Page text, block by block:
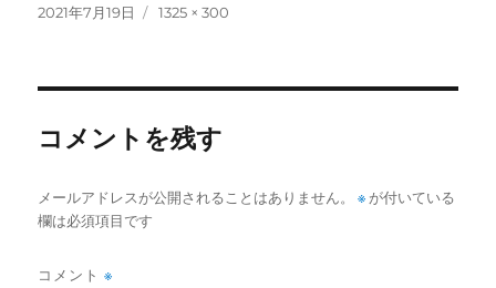
投
2021年7月19日
フ
1325 × 300
コメントを残す
メールアドレスが公開されることはありません。 ※ が付いている
欄は必須項目です
コメント※